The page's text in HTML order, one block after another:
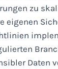
zu
eigenen
Daten